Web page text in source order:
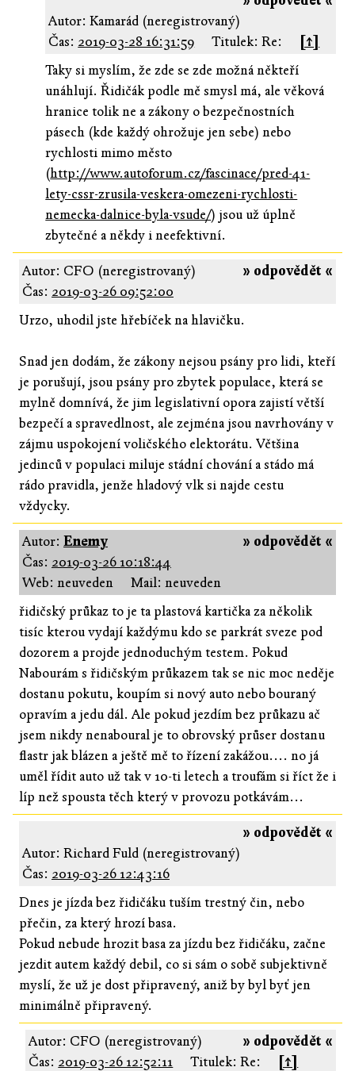
Autor: Kamarád (neregistrovaný)
Čas: 2019-03-28 16:31:59 Titulek: Re:
[↑]
Taky si myslím, že zde se zde možná někteří
unáhlují. Řidičák podle mě smysl má, ale věková
hranice tolik ne a zákony o bezpečnostních
pásech (kde každý ohrožuje jen sebe) nebo
rychlosti mimo město
(http://www.autoforum.cz/fascinace/pred-41-
lety-cssr-zrusila-veskera-omezeni-rychlosti-
nemecka-dalnice-byla-vsude/) jsou už úplně
zbytečné a někdy i neefektivní.
» odpovědět «
Autor: CFO (neregistrovaný)
Čas: 2019-03-26 09:52:00
Urzo, uhodil jste hřebíček na hlavičku.
Snad jen dodám, že zákony nejsou psány pro lidi, kteří
je porušují, jsou psány pro zbytek populace, která se
mylně domnívá, že jim legislativní opora zajistí větší
bezpečí a spravedlnost, ale zejména jsou navrhovány v
zájmu uspokojení voličského elektorátu. Většina
jedinců v populaci miluje stádní chování a stádo má
rádo pravidla, jenže hladový vlk si najde cestu
vždycky.
» odpovědět «
Autor: Enemy
Čas: 2019-03-26 10:18:44
Web: neuveden
Mail: neuveden
řidičský průkaz to je ta plastová kartička za několik
tisíc kterou vydají každýmu kdo se parkrát sveze pod
dozorem a projde jednoduchým testem. Pokud
Nabourám s řidičským průkazem tak se nic moc neděje
dostanu pokutu, koupím si nový auto nebo bouraný
opravím a jedu dál. Ale pokud jezdím bez průkazu ač
jsem nikdy nenaboural je to obrovský průser dostanu
flastr jak blázen a ještě mě to řízení zakážou.... no já
uměl řídit auto už tak v 10-ti letech a troufám si říct že i
líp než spousta těch který v provozu potkávám...
» odpovědět «
Autor: Richard Fuld (neregistrovaný)
Čas: 2019-03-26 12:43:16
Dnes je jízda bez řidičáku tuším trestný čin, nebo
přečin, za který hrozí basa.
Pokud nebude hrozit basa za jízdu bez řidičáku, začne
jezdit autem každý debil, co si sám o sobě subjektivně
myslí, že už je dost připravený, aniž by byl byť jen
minimálně připravený.
» odpovědět «
Autor: CFO (neregistrovaný)
Čas: 2019-03-26 12:52:11 Titulek: Re:
[↑]